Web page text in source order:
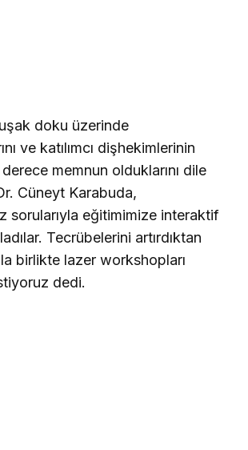
doku üzerinde
ve katılımcı dişhekimlerinin
memnun olduklarını dile
Cüneyt Karabuda,
sorularıyla eğitimimize interaktif
Tecrübelerini artırdıktan
birlikte lazer workshopları
dedi.